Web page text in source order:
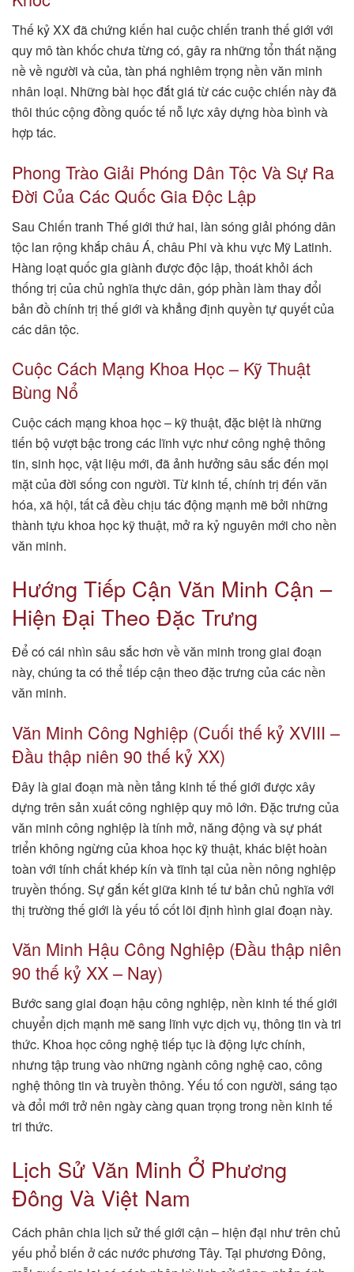
Thế kỷ XX đã chứng kiến hai cuộc chiến tranh thế giới với
quy mô tàn khốc chưa từng có, gây ra những tổn thất nặng
nề về người và của, tàn phá nghiêm trọng nền văn minh
nhân loại. Những bài học đắt giá từ các cuộc chiến này đã
thôi thúc cộng đồng quốc tế nỗ lực xây dựng hòa bình và
hợp tác.
Phong Trào Giải Phóng Dân Tộc Và Sự Ra
Đời Của Các Quốc Gia Độc Lập
Sau Chiến tranh Thế giới thứ hai, làn sóng giải phóng dân
tộc lan rộng khắp châu Á, châu Phi và khu vực Mỹ Latinh.
Hàng loạt quốc gia giành được độc lập, thoát khỏi ách
thống trị của chủ nghĩa thực dân, góp phần làm thay đổi
bản đồ chính trị thế giới và khẳng định quyền tự quyết của
các dân tộc.
Cuộc Cách Mạng Khoa Học – Kỹ Thuật
Bùng Nổ
Cuộc cách mạng khoa học – kỹ thuật, đặc biệt là những
tiến bộ vượt bậc trong các lĩnh vực như công nghệ thông
tin, sinh học, vật liệu mới, đã ảnh hưởng sâu sắc đến mọi
mặt của đời sống con người. Từ kinh tế, chính trị đến văn
hóa, xã hội, tất cả đều chịu tác động mạnh mẽ bởi những
thành tựu khoa học kỹ thuật, mở ra kỷ nguyên mới cho nền
văn minh.
Hướng Tiếp Cận Văn Minh Cận –
Hiện Đại Theo Đặc Trưng
Để có cái nhìn sâu sắc hơn về văn minh trong giai đoạn
này, chúng ta có thể tiếp cận theo đặc trưng của các nền
văn minh.
Văn Minh Công Nghiệp (Cuối thế kỷ XVIII –
Đầu thập niên 90 thế kỷ XX)
Đây là giai đoạn mà nền tảng kinh tế thế giới được xây
dựng trên sản xuất công nghiệp quy mô lớn. Đặc trưng của
văn minh công nghiệp là tính mở, năng động và sự phát
triển không ngừng của khoa học kỹ thuật, khác biệt hoàn
toàn với tính chất khép kín và tĩnh tại của nền nông nghiệp
truyền thống. Sự gắn kết giữa kinh tế tư bản chủ nghĩa với
thị trường thế giới là yếu tố cốt lõi định hình giai đoạn này.
Văn Minh Hậu Công Nghiệp (Đầu thập niên
90 thế kỷ XX – Nay)
Bước sang giai đoạn hậu công nghiệp, nền kinh tế thế giới
chuyển dịch mạnh mẽ sang lĩnh vực dịch vụ, thông tin và tri
thức. Khoa học công nghệ tiếp tục là động lực chính,
nhưng tập trung vào những ngành công nghệ cao, công
nghệ thông tin và truyền thông. Yếu tố con người, sáng tạo
và đổi mới trở nên ngày càng quan trọng trong nền kinh tế
tri thức.
Lịch Sử Văn Minh Ở Phương
Đông Và Việt Nam
Cách phân chia lịch sử thế giới cận – hiện đại như trên chủ
yếu phổ biến ở các nước phương Tây. Tại phương Đông,